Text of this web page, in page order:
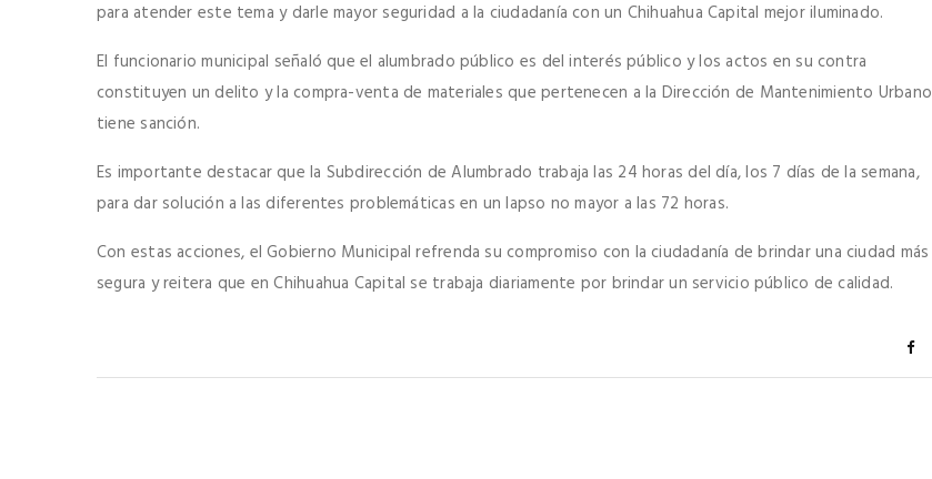
para atender este tema y darle mayor seguridad a la ciudadanía con un Chihuahua Capital mejor iluminado.
El funcionario municipal señaló que el alumbrado público es del interés público y los actos en su contra
constituyen un delito y la compra-venta de materiales que pertenecen a la Dirección de Mantenimiento Urbano
tiene sanción.
Es importante destacar que la Subdirección de Alumbrado trabaja las 24 horas del día, los 7 días de la semana,
para dar solución a las diferentes problemáticas en un lapso no mayor a las 72 horas.
Con estas acciones, el Gobierno Municipal refrenda su compromiso con la ciudadanía de brindar una ciudad más
segura y reitera que en Chihuahua Capital se trabaja diariamente por brindar un servicio público de calidad.